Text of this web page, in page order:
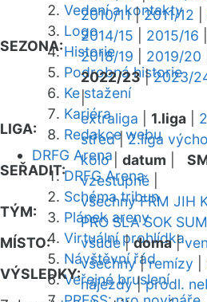
Vedení a kontakty
Logo
Historie
Podrobná historie
Ke stažení
Kariéra
Redakce webu
DRFG Arena
DRFG Arena
Schéma tribun
Plánek areny
Virtuální prohlídka
Návštěvní řád
Veřejné bruslení
SEZONA:
2010/11|2011/12
2014/15
2015/16
2018/19
2019/20
2022/23|2023/
|
LIGA:
extraliga 1.liga
střed|2.liga
SEŘADIT:
kolo| datum
vzestupně
TÝM:
všechny FRM JIH
PRO SLA SOK SUM
MÍSTO:
všude|doma|
VÝSLEDKY:
všechny|remízy
nájezdy|prodl.